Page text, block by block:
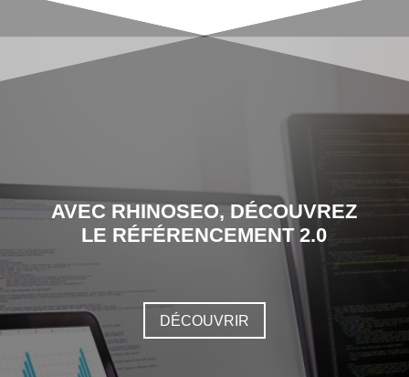
AVEC RHINOSEO, DÉCOUVREZ
LE RÉFÉRENCEMENT 2.0
DÉCOUVRIR